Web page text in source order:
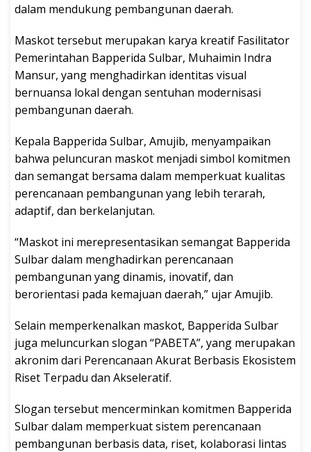
dalam mendukung pembangunan daerah.
Maskot tersebut merupakan karya kreatif Fasilitator
Pemerintahan Bapperida Sulbar, Muhaimin Indra
Mansur, yang menghadirkan identitas visual
bernuansa lokal dengan sentuhan modernisasi
pembangunan daerah.
Kepala Bapperida Sulbar, Amujib, menyampaikan
bahwa peluncuran maskot menjadi simbol komitmen
dan semangat bersama dalam memperkuat kualitas
perencanaan pembangunan yang lebih terarah,
adaptif, dan berkelanjutan.
“Maskot ini merepresentasikan semangat Bapperida
Sulbar dalam menghadirkan perencanaan
pembangunan yang dinamis, inovatif, dan
berorientasi pada kemajuan daerah,” ujar Amujib.
Selain memperkenalkan maskot, Bapperida Sulbar
juga meluncurkan slogan “PABETA”, yang merupakan
akronim dari Perencanaan Akurat Berbasis Ekosistem
Riset Terpadu dan Akseleratif.
Slogan tersebut mencerminkan komitmen Bapperida
Sulbar dalam memperkuat sistem perencanaan
pembangunan berbasis data, riset, kolaborasi lintas